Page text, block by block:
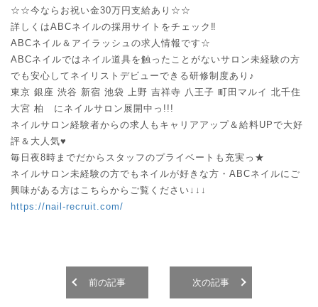
☆☆今ならお祝い金30万円支給あり☆☆
詳しくはABCネイルの採用サイトをチェック‼︎
ABCネイル＆アイラッシュの求人情報です☆
ABCネイルではネイル道具を触ったことがないサロン未経験の方
でも安心してネイリストデビューできる研修制度あり♪
東京 銀座 渋谷 新宿 池袋 上野 吉祥寺 八王子 町田マルイ 北千住
大宮 柏 にネイルサロン展開中っ!!!
ネイルサロン経験者からの求人もキャリアアップ＆給料UPで大好
評＆大人気♥
毎日夜8時までだからスタッフのプライベートも充実っ★
ネイルサロン未経験の方でもネイルが好きな方・ABCネイルにご
興味がある方はこちらからご覧ください↓↓↓
https://nail-recruit.com/
前の記事 次の記事